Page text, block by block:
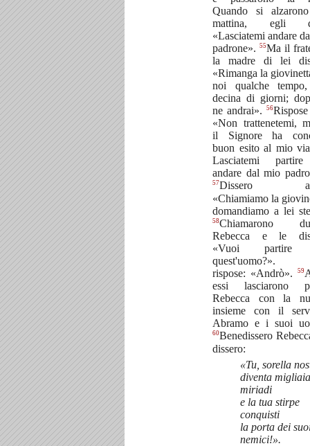
Quando si
mattina, egli
«Lasciatemi andare
padrone». 55Ma il
la madre di lei
«Rimanga la
noi qualche
decina di giorni;
ne andrai».
56
«Non trattenetemi,
il Signore ha
buon esito al mio
Lasciatemi
andare dal mio
57Dissero
«Chiamiamo la
domandiamo a lei
58Chiamarono
Rebecca e le
«Vuoi partire
quest'uomo?».
rispose: «Andrò».
59
essi lasciarono
Rebecca con la
insieme con il
Abramo e i suoi
60Benedissero
dissero:
«Tu, sorella
diventa
miriadi
e la tua stirpe
conquisti
la porta dei
nemici!».